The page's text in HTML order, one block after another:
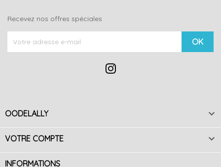
Recevez nos offres spéciales
OODELALLY 
VOTRE COMPTE 
INFORMATIONS